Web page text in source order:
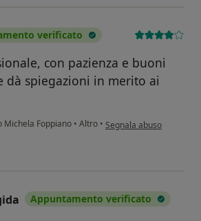
verificato
con pazienza e buoni
dà spiegazioni in merito ai
Michela Foppiano • Altro • secondo l'opinione
Segnala abuso
Appuntamento verificato